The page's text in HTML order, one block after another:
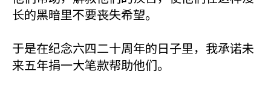
长的黑暗里不要丧失希望。
于是在纪念六四二十周年的日子里，我承诺未
来五年捐一大笔款帮助他们。